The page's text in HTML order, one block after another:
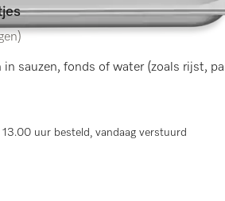
sauzen, fonds of water (zoals rijst,
uur besteld, vandaag verstuurd